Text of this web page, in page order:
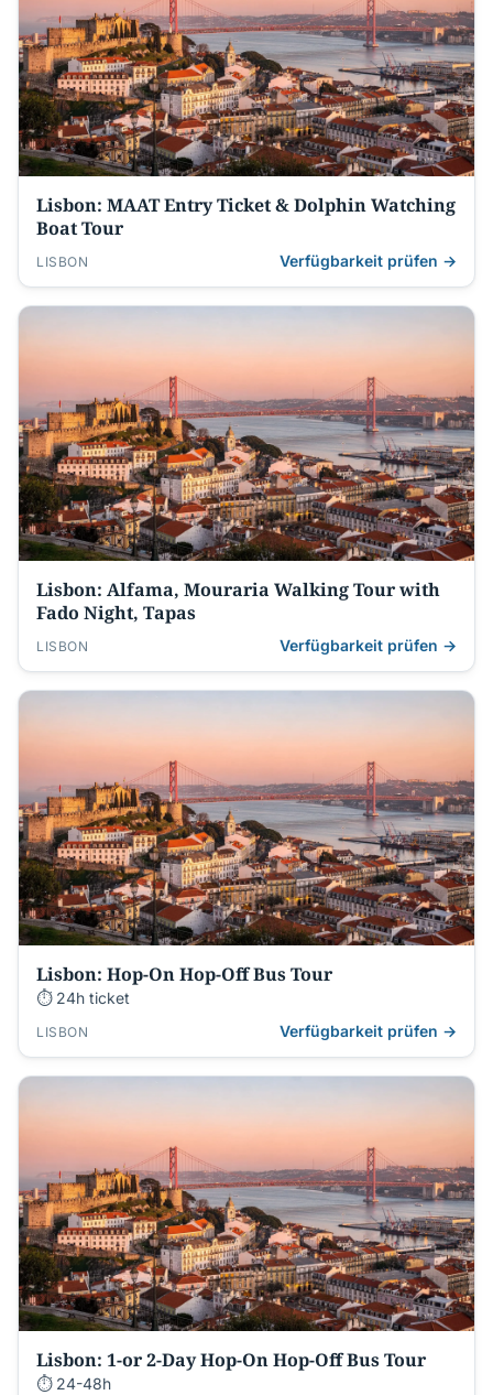
Lisbon: MAAT Entry Ticket & Dolphin Watching
Boat Tour
LISBON Verfügbarkeit prüfen →
Lisbon: Alfama, Mouraria Walking Tour with
Fado Night, Tapas
LISBON Verfügbarkeit prüfen →
Lisbon: Hop-On Hop-Off Bus Tour
⏱ 24h ticket
LISBON Verfügbarkeit prüfen →
Lisbon: 1-or 2-Day Hop-On Hop-Off Bus Tour
⏱ 24-48h